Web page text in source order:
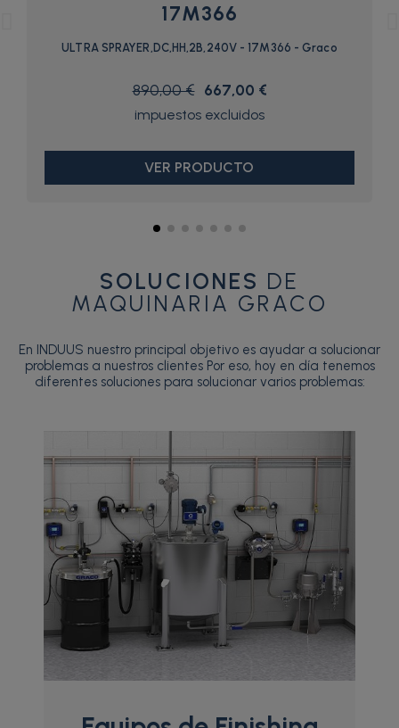
17M366
ULTRA SPRAYER,DC,HH,2B,240V - 17M366 - Graco
890,00 € 667,00 €
VER PRODUCTO
SOLUCIONES DE
MAQUINARIA GRACO
En INDUUS nuestro principal objetivo es ayudar a solucionar
problemas a nuestros clientes Por eso, hoy en día tenemos
diferentes soluciones para solucionar varios problemas: